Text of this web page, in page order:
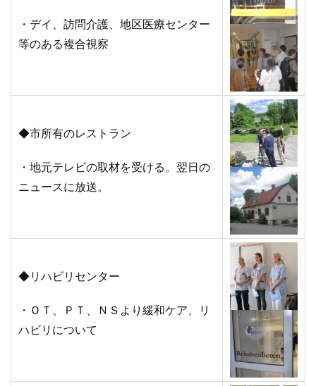
・デイ、訪問介護、地区医療センター
等のある複合視察
◆市所有のレストラン
・地元テレビの取材を受ける。翌日の
ニュースに放送。
◆リハビリセンター
・ＯＴ、ＰＴ、ＮＳより緩和ケア、リ
ハビリについて